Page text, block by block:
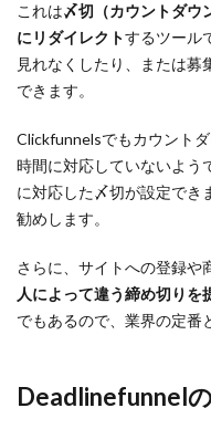
これは〆切（カウントダウ
にリダイレクトするツール
見れなくしたり、または
できます。
Clickfunnelsでもカウント
時間に対応していないよう
に対応した〆切が設定でき
勧めします。
さらに、サイトへの登録や
人によって違う締め切り
でもあるので、業界の定番
Deadlinefunnel